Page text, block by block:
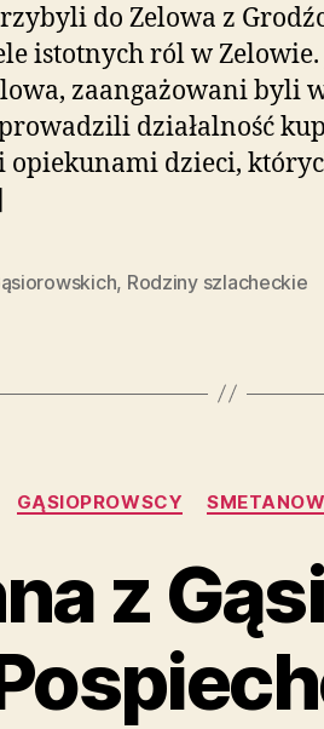
do Zelowa z
istotnych ról w Zelowie.
zaangażowani byli
działalność
opiekunami dzieci,
, Rodziny szlacheckie
Kategorie
GĄSIOPROWSCY
z